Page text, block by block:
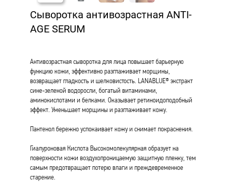
Сыворотка антивозрастная ANTI-
AGE SERUM
Антивозрастная сыворотка для лица повышает барьерную
функцию кожи, эффективно разглаживает морщины,
возвращает гладкость и шелковистость. LANABLUE® экстракт
сине-зеленой водоросли, богатый витаминами,
аминокислотами и белками. Оказывает ретиноидоподобный
эффект. Уменьшает морщины и разглаживает кожу.
Пантенол бережно успокаивает кожу и снимает покраснения.
Гиалуроновая Кислота Высокомолекулярная образует на
поверхности кожи воздухопроницаемую защитную пленку, тем
самым предотвращает потерю влаги и преждевременное
старение.